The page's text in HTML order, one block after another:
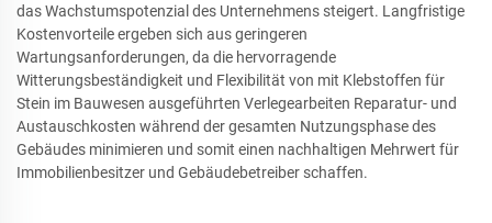
das Wachstumspotenzial des Unternehmens steigert. Langfristige
Kostenvorteile ergeben sich aus geringeren
Wartungsanforderungen, da die hervorragende
Witterungsbeständigkeit und Flexibilität von mit Klebstoffen für
Stein im Bauwesen ausgeführten Verlegearbeiten Reparatur- und
Austauschkosten während der gesamten Nutzungsphase des
Gebäudes minimieren und somit einen nachhaltigen Mehrwert für
Immobilienbesitzer und Gebäudebetreiber schaffen.